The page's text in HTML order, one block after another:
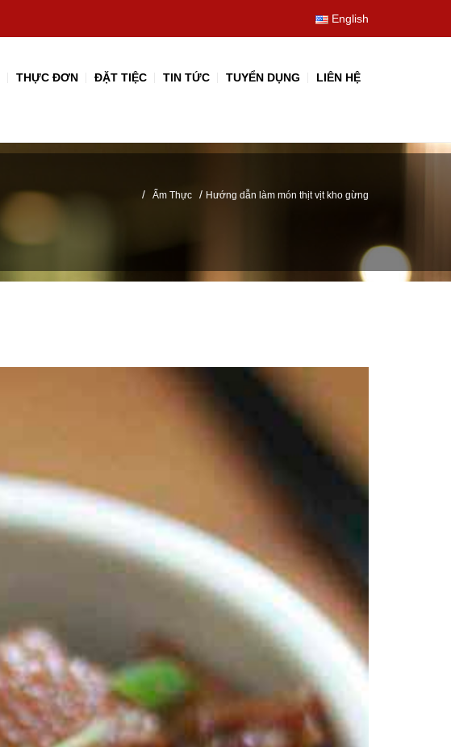
English
THỰC ĐƠN ĐẶT TIỆC TIN TỨC TUYỂN DỤNG LIÊN HỆ
/ Ẩm Thực / Hướng dẫn làm món thịt vịt kho gừng